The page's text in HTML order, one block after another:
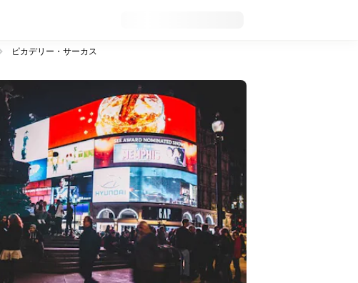
ピカデリー・サーカス